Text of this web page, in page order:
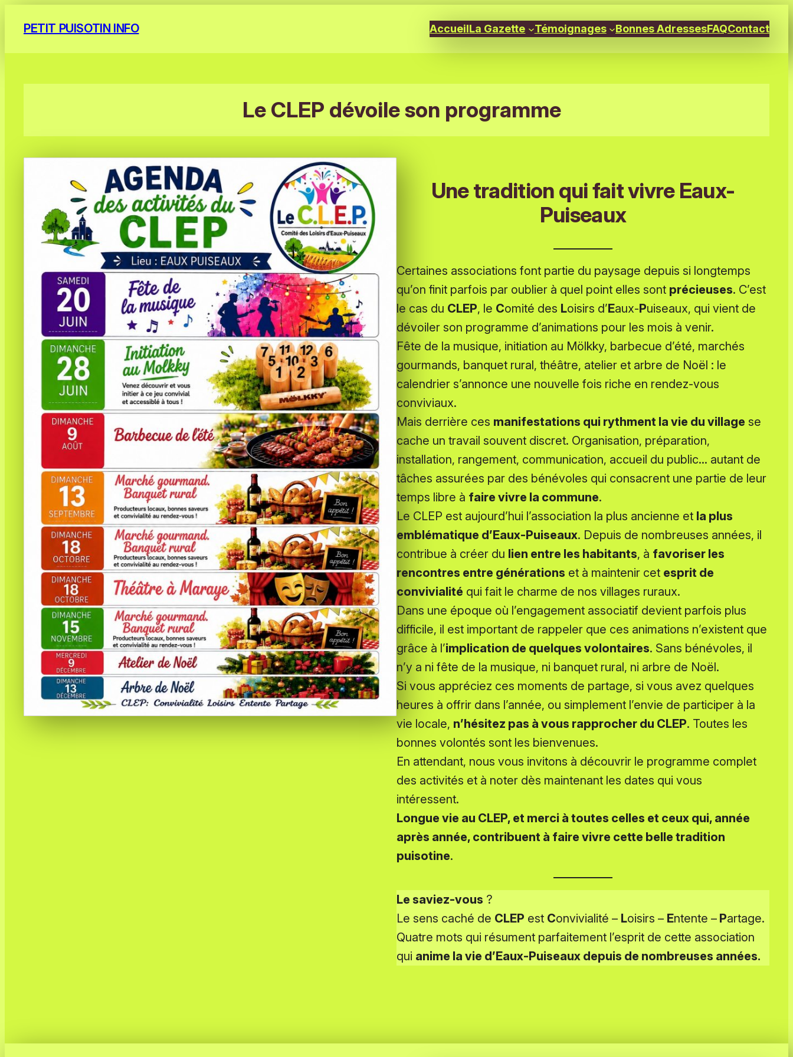
PETIT PUISOTIN INFO AccueilLa Gazette Témoignages Bonnes AdressesFAQContact
Le CLEP dévoile son programme
Une tradition qui fait vivre Eaux-
Puiseaux
Certaines associations font partie du paysage depuis si longtemps
qu’on finit parfois par oublier à quel point elles sont précieuses. C’est
le cas du CLEP, le Comité des Loisirs d’Eaux-Puiseaux, qui vient de
dévoiler son programme d’animations pour les mois à venir.
Fête de la musique, initiation au Mölkky, barbecue d’été, marchés
gourmands, banquet rural, théâtre, atelier et arbre de Noël : le
calendrier s’annonce une nouvelle fois riche en rendez-vous
conviviaux.
Mais derrière ces manifestations qui rythment la vie du village se
cache un travail souvent discret. Organisation, préparation,
installation, rangement, communication, accueil du public… autant de
tâches assurées par des bénévoles qui consacrent une partie de leur
temps libre à faire vivre la commune.
Le CLEP est aujourd’hui l’association la plus ancienne et la plus
emblématique d’Eaux-Puiseaux. Depuis de nombreuses années, il
contribue à créer du lien entre les habitants, à favoriser les
rencontres entre générations et à maintenir cet esprit de
convivialité qui fait le charme de nos villages ruraux.
Dans une époque où l’engagement associatif devient parfois plus
difficile, il est important de rappeler que ces animations n’existent que
grâce à l’implication de quelques volontaires. Sans bénévoles, il
n’y a ni fête de la musique, ni banquet rural, ni arbre de Noël.
Si vous appréciez ces moments de partage, si vous avez quelques
heures à offrir dans l’année, ou simplement l’envie de participer à la
vie locale, n’hésitez pas à vous rapprocher du CLEP. Toutes les
bonnes volontés sont les bienvenues.
En attendant, nous vous invitons à découvrir le programme complet
des activités et à noter dès maintenant les dates qui vous
intéressent.
Longue vie au CLEP, et merci à toutes celles et ceux qui, année
après année, contribuent à faire vivre cette belle tradition
puisotine.
Le saviez-vous ?
Le sens caché de CLEP est Convivialité – Loisirs – Entente – Partage.
Quatre mots qui résument parfaitement l’esprit de cette association
qui anime la vie d’Eaux-Puiseaux depuis de nombreuses années.